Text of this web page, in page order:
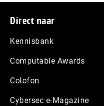
Footer
Direct naar
Kennisbank
Computable Awards
Colofon
Cybersec e-Magazine